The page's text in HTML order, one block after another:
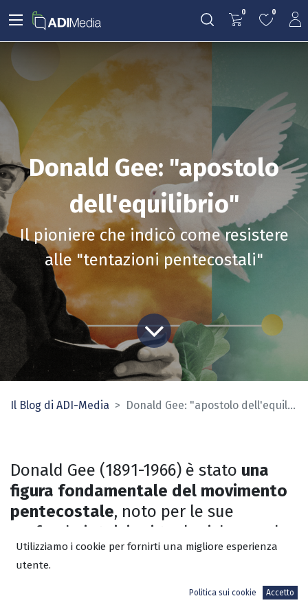
0 0
Donald Gee: "apostolo
dell'equilibrio"
Il pioniere che indicò come resistere
alle "tentazioni pentecostali"
Il Blog di ADI-Media Donald Gee: "apostolo dell'equilibrio"
Donald Gee (1891-1966) è stato una
figura fondamentale del movimento
pentecostale, noto per le sue
profonde intuizioni teologiche, per la
difesa dell'equilibrio nelle pratiche
spirituali e per i suoi contributi alla
letteratura pentecostale.
Utilizziamo i cookie per fornirti una migliore esperienza
utente.
Politica sui cookie Accetto